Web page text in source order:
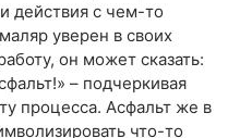
действия с чем-то
уверен в своих
он может сказать:
– подчеркивая
процесса. Асфальт же в
что-то